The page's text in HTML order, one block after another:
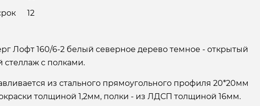
12
Лофт 160/6-2 белый северное дерево темное - открытый
стеллаж с полками.
из стального прямоугольного профиля 20*20мм
толщиной 1,2мм, полки - из ЛДСП толщиной 16мм.